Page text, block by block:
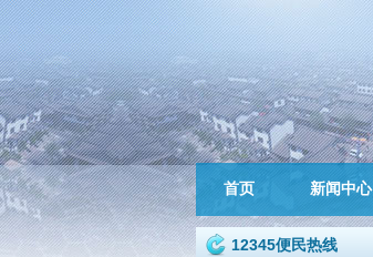
首页 新闻中心
12345便民热线